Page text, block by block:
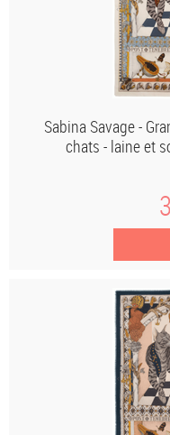
Sabina Savage -
chats - laine et